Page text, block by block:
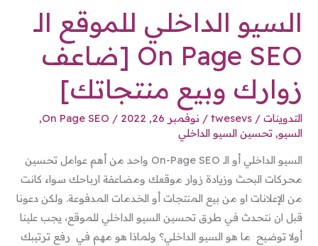
السيو الداخلي للموقع الـ
On Page SEO [ضاعف
زوارك وبيع منتجاتك]
التدوينات /
twesevs
/نوفمبر 26, 2022 /
On Page SEO
,
السيو,تحسين السيو الداخلي
السيو الداخلي أو الـ On-Page SEO واحد من أهم عوامل تحسين
محركات البحث وزيادة زوار موقعك ومضاعفة ارباحك سواء كانت
من الإعلانات او من بيع المنتجات أو الخدمات المدفوعة. ولكن دعونا
قبل ان نتحدث في طرق تحسين السيو الداخلي للموقع، يجب علينا
أولا توضيح ما هو السيو الداخلي؟ ولماذا هو مهم في رفع ترتيبك
وبيع
منتجاتك]